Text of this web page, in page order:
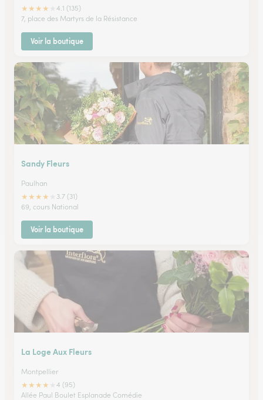
★★★★
4.1 (135)
7, place des Martyrs de la Résistance
Voir la boutique
Sandy Fleurs
Paulhan
★★★★
3.7 (31)
69, cours National
Voir la boutique
La Loge Aux Fleurs
Montpellier
★★★★
4 (95)
Allée Paul Boulet Esplanade Comédie